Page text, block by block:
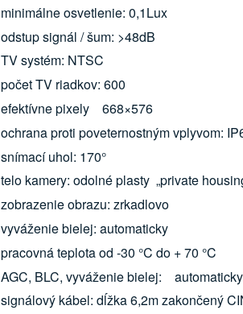
minimálne osvetlenie: 0,1Lux
odstup signál / šum: >48dB
TV systém: NTSC
počet TV riadkov: 600
efektívne pixely 668×576
ochrana proti poveternostným vplyvom:
snímací uhol: 170°
telo kamery: odolné plasty „private
zobrazenie obrazu: zrkadlovo
vyváženie bielej: automaticky
pracovná teplota od -30 °C do + 70 °C
AGC, BLC, vyváženie bielej: automaticky
signálový kábel: dĺžka 6,2m zakončený